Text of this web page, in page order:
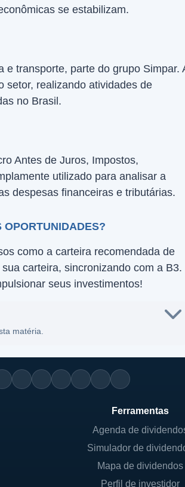
se estabilizam.
e transporte, parte do grupo Simpar.
setor, realizando atividades de
no Brasil.
Antes de Juros, Impostos,
utilizado para analisar a
despesas financeiras e tributárias.
OPORTUNIDADES?
como a carteira recomendada de
carteira, sincronizando com a B3.
seus investimentos!
matéria.
Ferramentas
Agenda de
Simulador de
Mapa de dividendos
Perfil de investidor